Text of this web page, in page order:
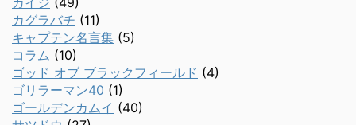
カグラバチ (11)
キャプテン名言集 (5)
コラム (10)
ゴッド オブ ブラックフィールド (4)
ゴリラーマン40 (1)
ゴールデンカムイ (40)